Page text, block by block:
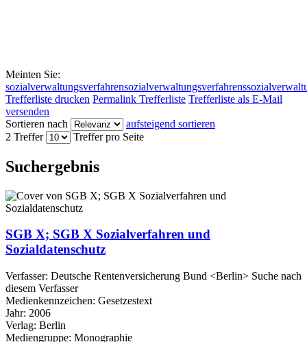
Meinten Sie:
sozialverwaltungsverfahrensozialverwaltungsverfahrens
Trefferliste drucken Permalink Trefferliste Trefferliste als E-Mail
versenden
Sortieren nach
aufsteigend sortieren
2 Treffer
Treffer pro Seite
Suchergebnis
SGB X; SGB X Sozialverfahren und
Sozialdatenschutz
Verfasser: Deutsche Rentenversicherung Bund <Berlin> Suche nach
diesem Verfasser
Medienkennzeichen: Gesetzestext
Jahr: 2006
Verlag: Berlin
Mediengruppe: Monographie